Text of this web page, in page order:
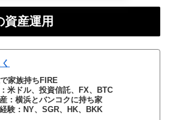
資産運用
家族持ちFIRE
米ドル、投資信託、FX、BTC
：横浜とバンコクに持ち家
験：NY、SGR、HK、BKK